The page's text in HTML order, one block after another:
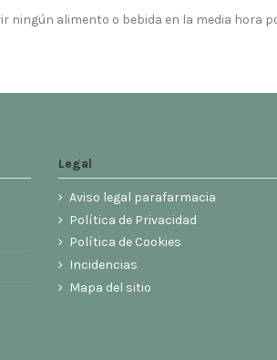
ningún alimento o bebida en la media hora
Legal
Aviso legal parafarmacia
Política de Privacidad
Política de Cookies
Incidencias
Mapa del sitio